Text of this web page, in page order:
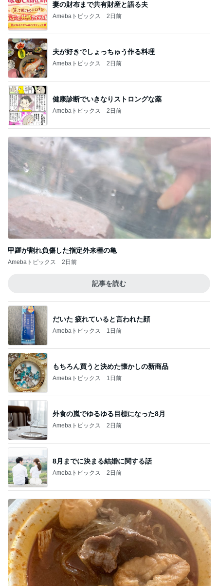
妻の財布まで共有財産と語る夫
Amebaトピックス 2日前
夫が好きでしょっちゅう作る料理
Amebaトピックス 2日前
健康診断でいきなりストロングな薬
Amebaトピックス 2日前
甲羅が割れ負傷した指定外来種の亀
Amebaトピックス 2日前
記事を読む
だいた 疲れていると言われた顔
Amebaトピックス 1日前
もちろん買うと決めた懐かしの新商品
Amebaトピックス 1日前
外食の嵐でゆるゆる目標になった8月
Amebaトピックス 2日前
8月までに決まる結婚に関する話
Amebaトピックス 2日前